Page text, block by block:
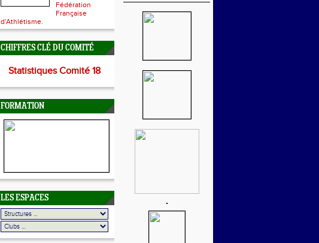
Fédération
Française
d'Athlétisme.
CHIFFRES CLÉ DU COMITÉ
Statistiques Comité 18
FORMATION
LES ESPACES